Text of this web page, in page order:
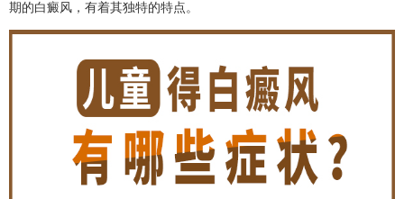
期的白癜风，有着其独特的特点。